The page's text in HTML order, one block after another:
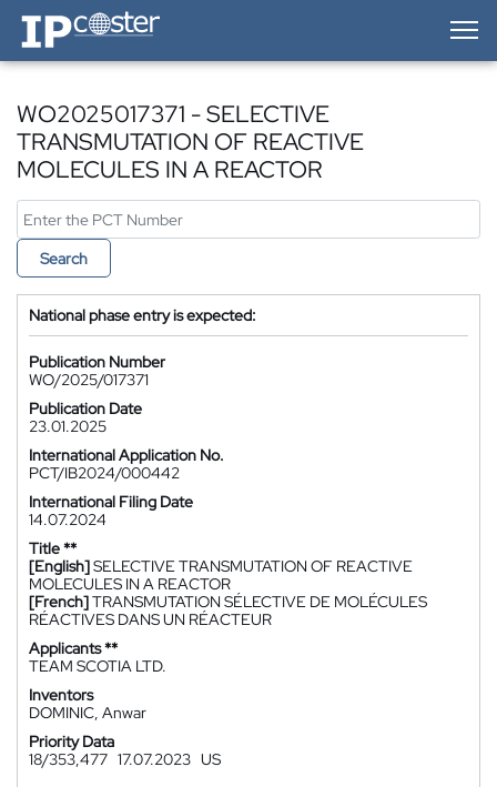
IP-Coster — Home
WO2025017371 - SELECTIVE
TRANSMUTATION OF REACTIVE
MOLECULES IN A REACTOR
Search
National phase entry is expected:
Publication Number
WO/2025/017371
Publication Date
23.01.2025
International Application No.
PCT/IB2024/000442
International Filing Date
14.07.2024
Title **
[English]SELECTIVE TRANSMUTATION OF REACTIVE
MOLECULES IN A REACTOR
[French]TRANSMUTATION SÉLECTIVE DE MOLÉCULES
RÉACTIVES DANS UN RÉACTEUR
Applicants **
TEAM SCOTIA LTD.
Inventors
DOMINIC, Anwar
Priority Data
18/353,477 17.07.2023 US